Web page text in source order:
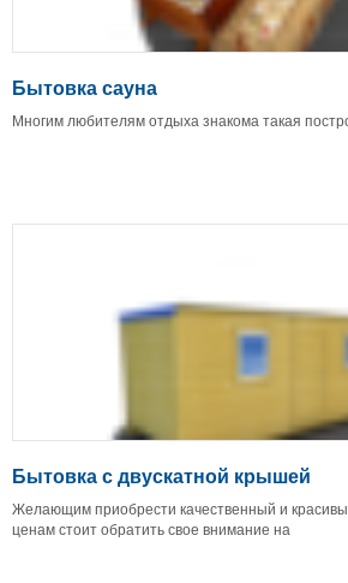
Бытовка сауна
Многим любителям отдыха знакома такая
Бытовка с двускатной крышей
Желающим приобрести качественный и
ценам стоит обратить свое внимание на